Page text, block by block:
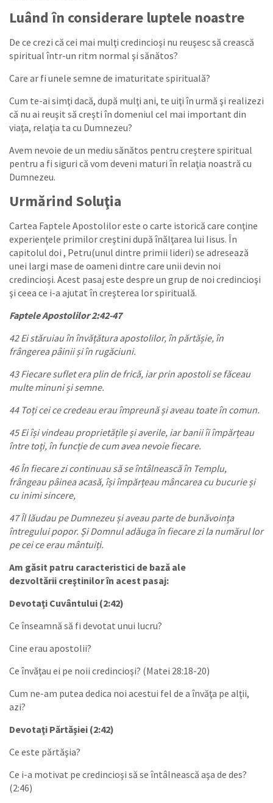
Luând în considerare luptele noastre
De ce crezi că cei mai mulţi credincioşi nu reuşesc să crească
spiritual într-un ritm normal şi sănătos?
Care ar fi unele semne de imaturitate spirituală?
Cum te-ai simţi dacă, după mulţi ani, te uiţi în urmă şi realizezi
că nu ai reuşit să creşti în domeniul cel mai important din
viaţa, relaţia ta cu Dumnezeu?
Avem nevoie de un mediu sănătos pentru creştere spiritual
pentru a fi siguri că vom deveni maturi în relaţia noastră cu
Dumnezeu.
Urmărind Soluţia
Cartea Faptele Apostolilor este o carte istorică care conţine
experienţele primilor creştini după înălţarea lui Iisus. În
capitolul doi , Petru(unul dintre primii lideri) se adresează
unei largi mase de oameni dintre care unii devin noi
credincioşi. Acest pasaj este despre un grup de noi credincioşi
şi ceea ce i-a ajutat în creşterea lor spirituală.
Faptele Apostolilor 2:42-47
42 Ei stăruiau în învățătura apostolilor, în părtășie, în
frângerea pâinii și în rugăciuni.
43 Fiecare suflet era plin de frică, iar prin apostoli se făceau
multe minuni și semne.
44 Toți cei ce credeau erau împreună și aveau toate în comun.
45 Ei își vindeau proprietățile și averile, iar banii îi împărțeau
între toți, în funcție de cum avea nevoie fiecare.
46 În fiecare zi continuau să se întâlnească în Templu,
frângeau pâinea acasă, își împărțeau mâncarea cu bucurie și
cu inimi sincere,
47 Îl lăudau pe Dumnezeu și aveau parte de bunăvoința
întregului popor. Și Domnul adăuga în fiecare zi la numărul lor
pe cei ce erau mântuiți.
Am găsit patru caracteristici de bază ale
dezvoltării creştinilor în acest pasaj:
Devotaţi Cuvântului (2:42)
Ce înseamnă să fi devotat unui lucru?
Cine erau apostolii?
Ce învăţau ei pe noii credincioşi? (Matei 28:18-20)
Cum ne-am putea dedica noi acestui fel de a învăţa pe alţii,
azi?
Devotaţi Părtăşiei (2:42)
Ce este părtăşia?
Ce i-a motivat pe credincioşi să se întâlnească aşa de des?
(2:46)